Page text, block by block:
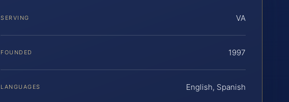
SERVING VA
FOUNDED 1997
LANGUAGES English, Spanish